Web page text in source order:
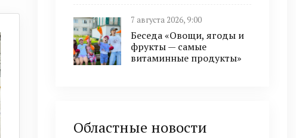
7 августа 2026, 9:00
Беседа «Овощи, ягоды и
фрукты — самые
витаминные продукты»
Областные новости